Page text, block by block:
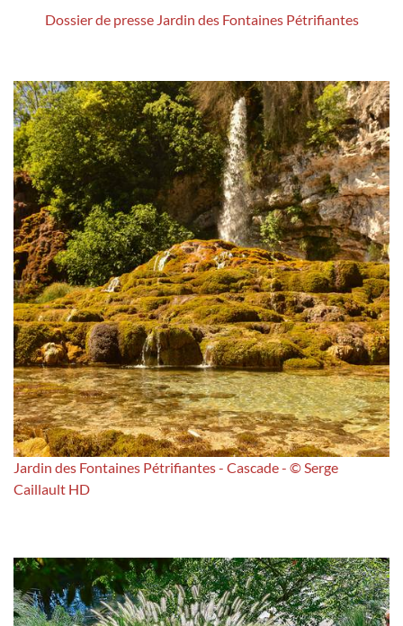
Dossier de presse Jardin des Fontaines Pétrifiantes
Jardin des Fontaines Pétrifiantes - Cascade - © Serge
Caillault HD